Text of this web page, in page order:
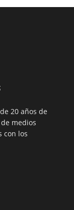
20 años de
medios
con los